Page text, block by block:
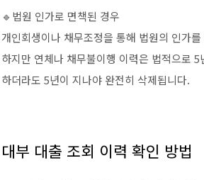
🔹법원 인가로 면책된 경우
개인회생이나 채무조정을 통해 법원의 인가
하지만 연체나 채무불이행 이력은 법적으로
하더라도 5년이 지나야 완전히 삭제됩니다.
대부 대출 조회 이력 확인 방법